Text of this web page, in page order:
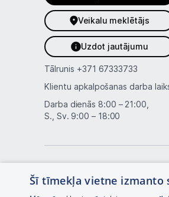
Veikalu meklētājs
Uzdot jautājumu
Tālrunis +371 67333733
Klientu apkalpošanas darba
Darba dienās 8:00 – 21:00,
S., Sv. 9:00 – 18:00
Šī tīmekļa vietne izmanto